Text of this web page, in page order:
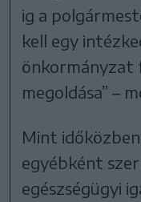
ig a
kell egy
önkormányzat
megoldása” –
Mint
egyébként
egészségügyi